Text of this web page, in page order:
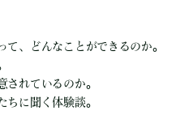
て、どんなことができるのか。
されているのか。
ちに聞く体験談。